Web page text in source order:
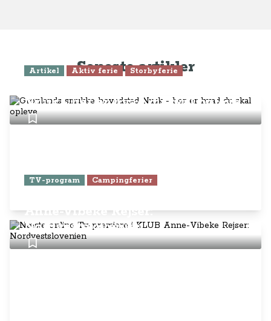
Seneste artikler
Artikel Aktiv ferie Storbyferie
Nuuk - her er hvad du skal opleve
TV-program Campingferier
Anne-Vibeke Rejser:
Nordvestslovenien